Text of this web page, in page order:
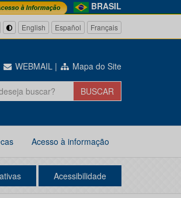
BRASIL
English Español Français
WEBMAIL | Mapa do Site
Acesso à informação
Acessibilidade